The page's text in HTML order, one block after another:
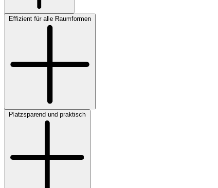
Effizient für alle Raumformen
Platzsparend und praktisch